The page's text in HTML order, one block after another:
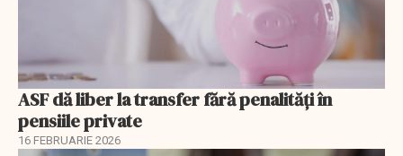
ASF dă liber la transfer fără penalități în
pensiile private
16 FEBRUARIE 2026